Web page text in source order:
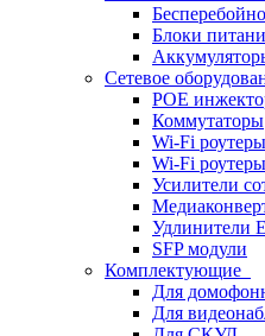
Блоки
Сетевое
POE
Коммутаторы
Wi-Fi
Wi-Fi
Усилители
Удлинители
SFP модули
Комплектующие
Для
Для